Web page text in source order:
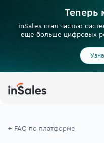
Теперь
inSales стал частью
еще больше цифровых
FAQ по платформе